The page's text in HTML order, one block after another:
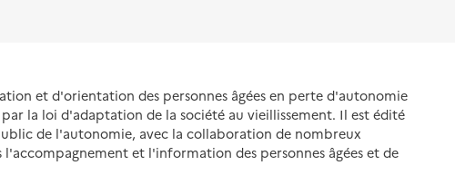
et d'orientation des personnes âgées en perte d'autonomie
par la loi d'adaptation de la société au vieillissement. Il est édité
de l'autonomie, avec la collaboration de nombreux
l'accompagnement et l'information des personnes âgées et de